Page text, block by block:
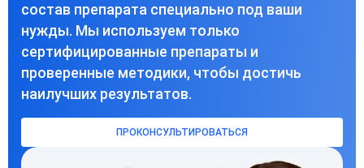
состав препарата специально под ваши
нужды. Мы используем только
сертифицированные препараты и
проверенные методики, чтобы достичь
наилучших результатов.
ПРОКОНСУЛЬТИРОВАТЬСЯ